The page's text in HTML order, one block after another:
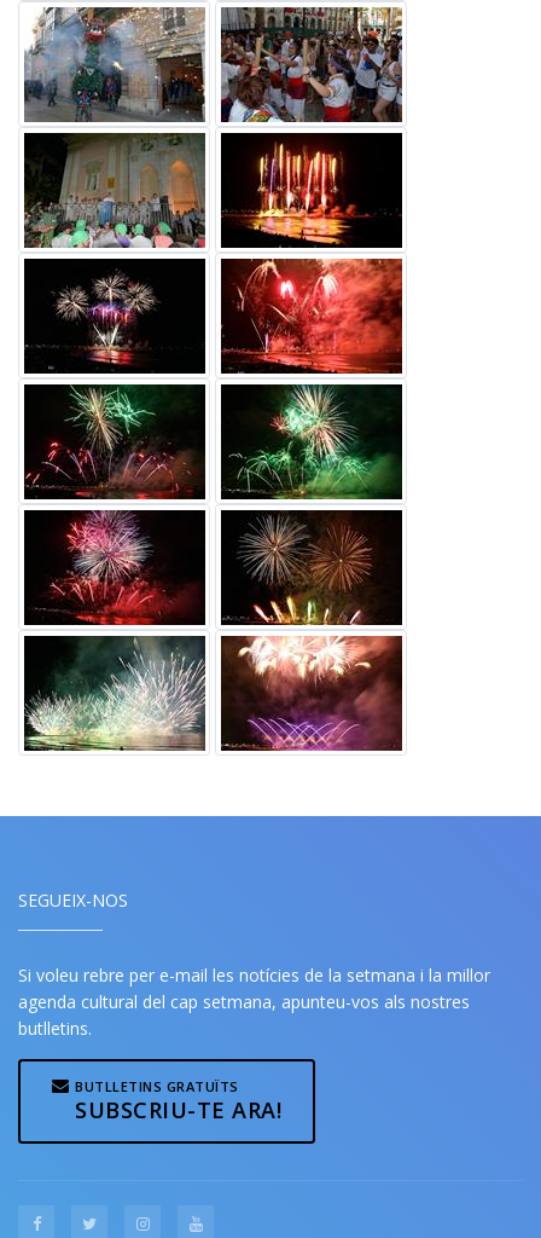
SEGUEIX-NOS
Si voleu rebre per e-mail les notícies de la setmana i la millor
agenda cultural del cap setmana, apunteu-vos als nostres
butlletins.
BUTLLETINS GRATUÏTS
SUBSCRIU-TE ARA!